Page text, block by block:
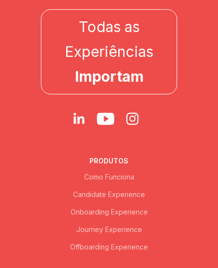
Todas as
Experiências
Importam
PRODUTOS
Como Funciona
Candidate Experience
Onboarding Experience
Journey Experience
Offboarding Experience